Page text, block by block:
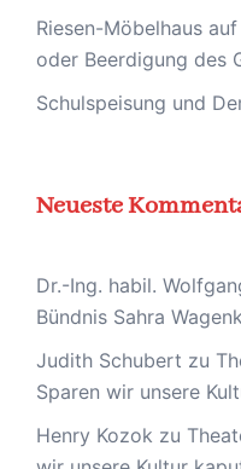
Riesen-Möbelhaus
oder Beerdigung des
Schulspeisung und
Neueste
Dr.-Ing. habil.
Bündnis Sahra
Judith Schubert zu
Sparen wir unsere
Henry Kozok zu